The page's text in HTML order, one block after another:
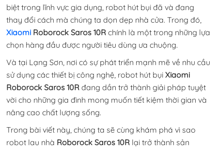
biệt trong lĩnh vực gia dụng, robot hút bụi đã và đang
thay đổi cách mà chúng ta dọn dẹp nhà cửa. Trong đó,
Xiaomi Roborock Saros 10R chính là một trong những lựa
chọn hàng đầu được người tiêu dùng ưa chuộng.
Và tại Lạng Sơn, nơi có sự phát triển mạnh mẽ về nhu cầu
sử dụng các thiết bị công nghệ, robot hút bụiXiaomi
Roborock Saros 10R đang dần trở thành giải pháp tuyệt
vời cho những gia đình mong muốn tiết kiệm thời gian và
nâng cao chất lượng sống.
Trong bài viết này, chúng ta sẽ cùng khám phá vì sao
robot lau nhà Roborock Saros 10R lại trở thành sản